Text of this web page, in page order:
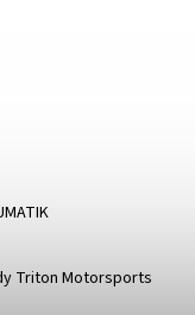
Triton Motorsports